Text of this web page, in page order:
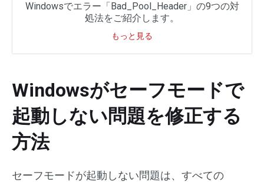
Windowsでエラー「Bad_Pool_Header」の9つの対
処法をご紹介します。
もっと見る
Windowsがセーフモードで
起動しない問題を修正する
方法
セーフモードが起動しない問題は、すべての